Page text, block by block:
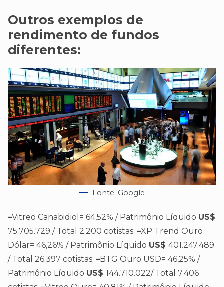
Outros exemplos de
rendimento de fundos
diferentes:
Fonte: Google
–Vitreo Canabidiol= 64,52% / Patrimônio Líquido US$
75.705.729 / Total 2.200 cotistas; –XP Trend Ouro
Dólar= 46,26% / Patrimônio Líquido US$ 401.247.489
/ Total 26.397 cotistas; –BTG Ouro USD= 46,25% /
Patrimônio Líquido US$ 144.710.022/ Total 7.406